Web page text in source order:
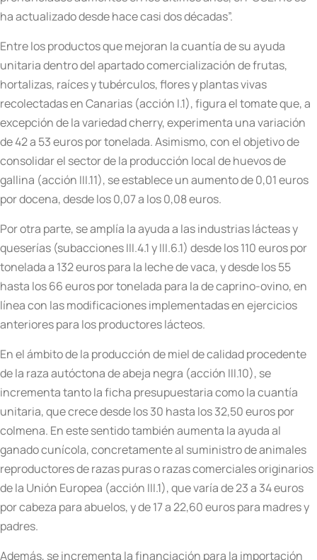
ha actualizado desde hace casi dos décadas”.
Entre los productos que mejoran la cuantía de su ayuda
unitaria dentro del apartado comercialización de frutas,
hortalizas, raíces y tubérculos, flores y plantas vivas
recolectadas en Canarias (acción I.1), figura el tomate que, a
excepción de la variedad cherry, experimenta una variación
de 42 a 53 euros por tonelada. Asimismo, con el objetivo de
consolidar el sector de la producción local de huevos de
gallina (acción III.11), se establece un aumento de 0,01 euros
por docena, desde los 0,07 a los 0,08 euros.
Por otra parte, se amplía la ayuda a las industrias lácteas y
queserías (subacciones III.4.1 y III.6.1) desde los 110 euros por
tonelada a 132 euros para la leche de vaca, y desde los 55
hasta los 66 euros por tonelada para la de caprino-ovino, en
línea con las modificaciones implementadas en ejercicios
anteriores para los productores lácteos.
En el ámbito de la producción de miel de calidad procedente
de la raza autóctona de abeja negra (acción III.10), se
incrementa tanto la ficha presupuestaria como la cuantía
unitaria, que crece desde los 30 hasta los 32,50 euros por
colmena. En este sentido también aumenta la ayuda al
ganado cunícola, concretamente al suministro de animales
reproductores de razas puras o razas comerciales originarios
de la Unión Europea (acción III.1), que varía de 23 a 34 euros
por cabeza para abuelos, y de 17 a 22,60 euros para madres y
padres.
Además, se incrementa la financiación para la importación